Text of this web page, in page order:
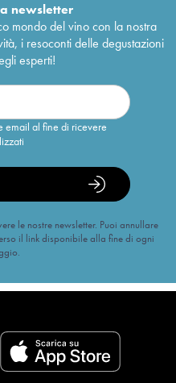
newsletter
mondo del vino con la nostra
i resoconti delle degustazioni
esperti!
email al fine di ricevere
le nostre newsletter. Puoi annullare
il link disponibile alla fine di ogni